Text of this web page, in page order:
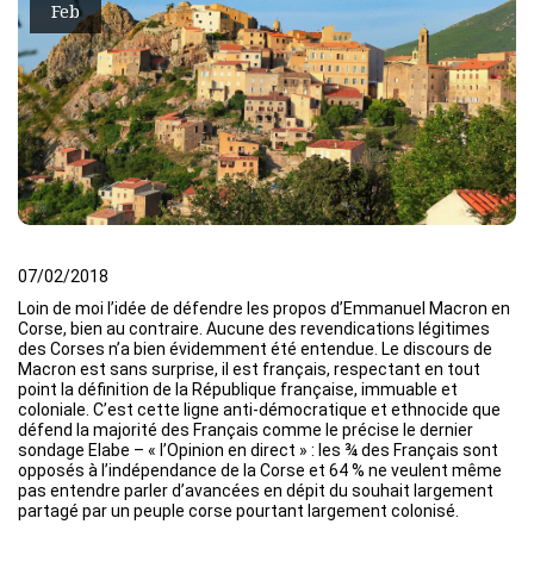
Feb
07/02/2018
Loin de moi l’idée de défendre les propos d’Emmanuel Macron en
Corse, bien au contraire. Aucune des revendications légitimes
des Corses n’a bien évidemment été entendue. Le discours de
Macron est sans surprise, il est français, respectant en tout
point la définition de la République française, immuable et
coloniale. C’est cette ligne anti-démocratique et ethnocide que
défend la majorité des Français comme le précise le dernier
sondage Elabe – « l’Opinion en direct » : les ¾ des Français sont
opposés à l’indépendance de la Corse et 64 % ne veulent même
pas entendre parler d’avancées en dépit du souhait largement
partagé par un peuple corse pourtant largement colonisé.